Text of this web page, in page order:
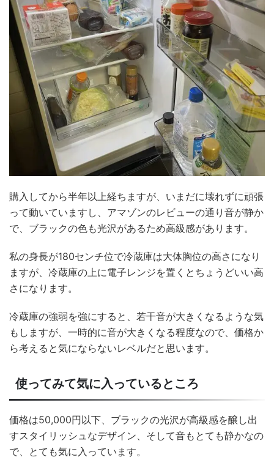
購入してから半年以上経ちますが、いまだに壊れずに頑張
って動いていますし、アマゾンのレビューの通り音が静か
で、ブラックの色も光沢があるため高級感があります。
私の身長が180センチ位で冷蔵庫は大体胸位の高さになり
ますが、冷蔵庫の上に電子レンジを置くとちょうどいい高
さになります。
冷蔵庫の強弱を強にすると、若干音が大きくなるような気
もしますが、一時的に音が大きくなる程度なので、価格か
ら考えると気にならないレベルだと思います。
使ってみて気に入っているところ
価格は50,000円以下、ブラックの光沢が高級感を醸し出
すスタイリッシュなデザイン、そして音もとても静かなの
で、とても気に入っています。